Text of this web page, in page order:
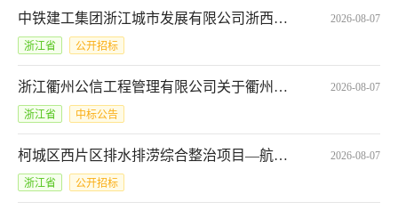
中铁建工集团浙江城市发展有限公司浙西柚谷电商综合体建设项目桩基混凝土询价采购,ZTJGJTHBFGS-WZXJ-柚谷基地-2026-001三次 2026-08-07
浙江省 公开招标
浙江衢州公信工程管理有限公司关于衢州市人工智能通识教育培训基地项目中标(成交)结果公告 2026-08-07
浙江省 中标公告
柯城区西片区排水排涝综合整治项目—航埠周边排水提升工程（二标段）评分公示[A3308020920000395001001] 2026-08-07
浙江省 公开招标